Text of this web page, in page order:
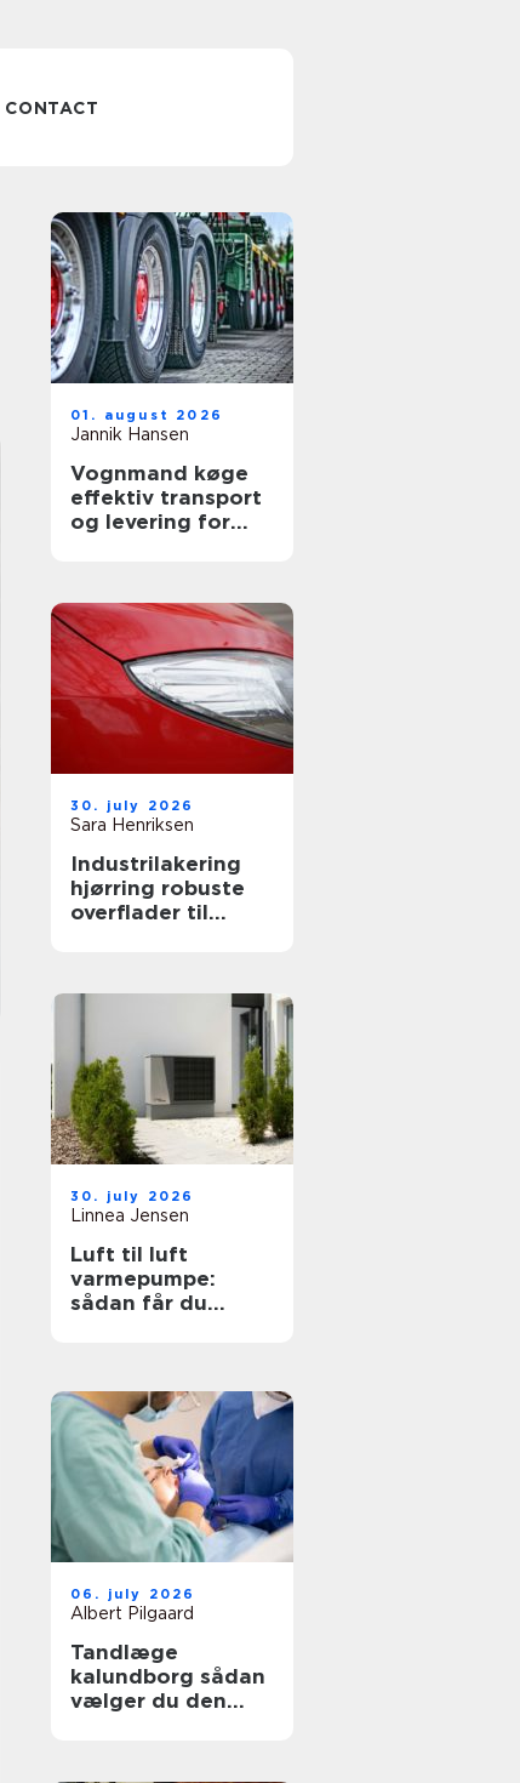
CONTACT
01. august 2026
Jannik Hansen
Vognmand køge
effektiv transport
og levering for
30. july 2026
Sara Henriksen
Industrilakering
hjørring robuste
overflader til
30. july 2026
Linnea Jensen
Luft til luft
varmepumpe:
sådan får du
06. july 2026
Albert Pilgaard
Tandlæge
kalundborg sådan
vælger du den